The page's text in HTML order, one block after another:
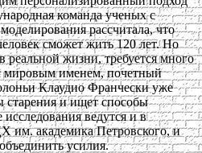
команда ученых с
рассчитала, что
сможет жить 120 лет. Но
реальной жизни, требуется много
мировым именем, почетный
Клаудио Франчески уже
старения и ищет способы
ведутся и в
им. академика Петровского, и
усилия.